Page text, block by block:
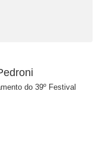
do 39º Festival